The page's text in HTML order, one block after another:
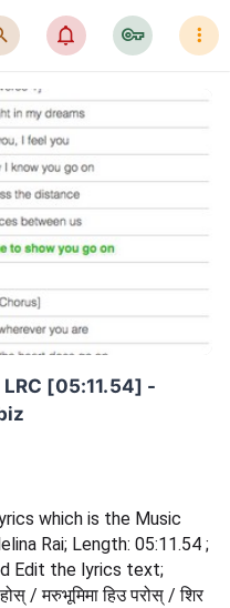
󰂜 󰷖 󰇙
[05:11.54] -
which is the Music
Rai; Length: 05:11.54 ;
Edit the lyrics text;
/ मरुभूमिमा हिउ परोस् / शिर